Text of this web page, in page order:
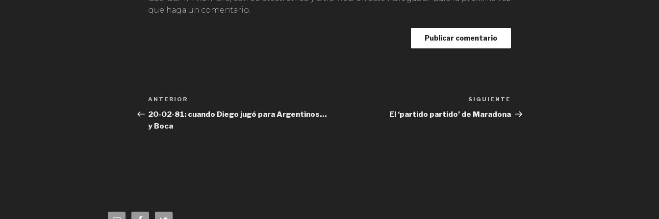
que haga un comentario.
Navegación
de
entradas
Entrada
anterior:
ANTERIOR
20-02-81: cuando Diego jugó para Argentinos…
y Boca
entrada
SIGUIENTE
El ‘partido partido’ de Maradona